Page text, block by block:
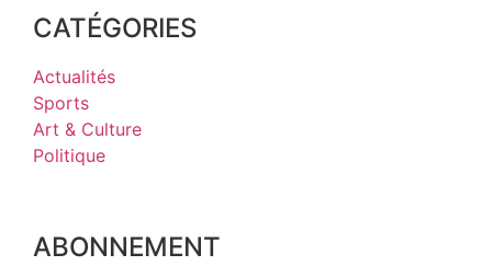
CATÉGORIES
Actualités
Sports
Art & Culture
Politique
ABONNEMENT